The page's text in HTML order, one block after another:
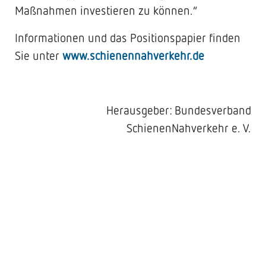
Maßnahmen investieren zu können.“
Informationen und das Positionspapier finden
Sie unter www.schienennahverkehr.de
Herausgeber: Bundesverband
SchienenNahverkehr e. V.